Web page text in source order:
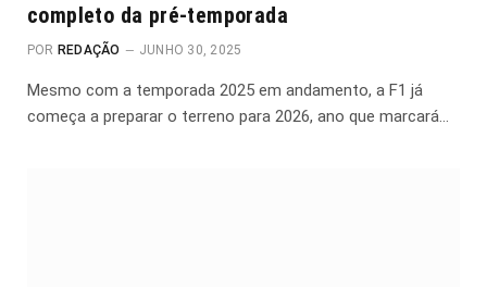
completo da pré-temporada
POR REDAÇÃO JUNHO 30, 2025
Mesmo com a temporada 2025 em andamento, a F1 já
começa a preparar o terreno para 2026, ano que marcará…